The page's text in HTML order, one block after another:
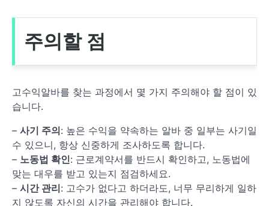
주의할 점
고수익알바를 찾는 과정에서 몇 가지 주의해야 할 점이 있
습니다.
– 사기 주의: 높은 수익을 약속하는 알바 중 일부는 사기일
수 있으니, 항상 신중하게 조사하도록 합니다.
– 노동법 확인: 근로계약서를 반드시 확인하고, 노동법에
맞는 대우를 받고 있는지 점검하세요.
– 시간 관리: 고수가 없다고 하더라도, 너무 무리하게 일하
지 않도록 자신의 시간을 관리해야 합니다.